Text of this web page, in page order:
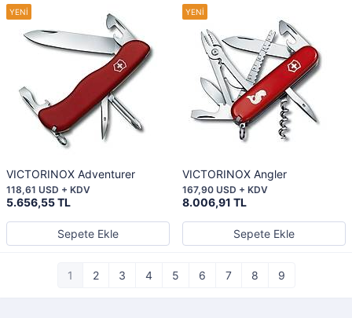
VICTORINOX Adventurer
5.656,55 TL
118,61 USD + KDV
Sepete Ekle
VICTORINOX Angler
8.006,91 TL
167,90 USD + KDV
Sepete Ekle
1 2 3 4 5 6 7 8 9